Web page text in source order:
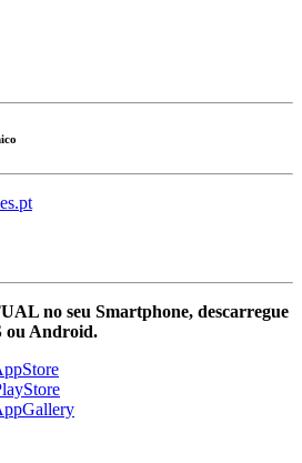
no seu Smartphone, descarregue
ou Android.